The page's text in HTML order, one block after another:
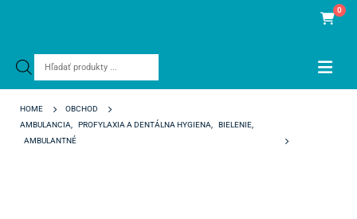
Products
0
HOME
OBCHOD
AMBULANCIA
PROFYLAXIA A DENTÁLNA HYGIENA BIELENIE
AMBULANTNÉ